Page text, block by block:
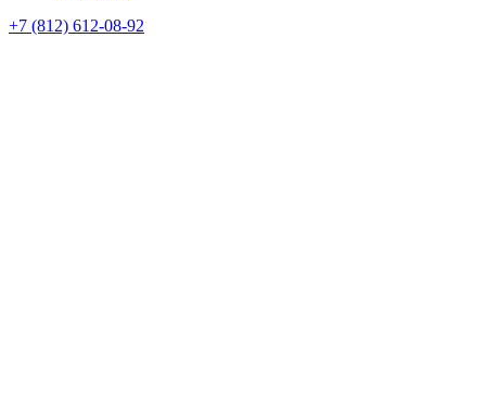
+7 (812) 612-08-92